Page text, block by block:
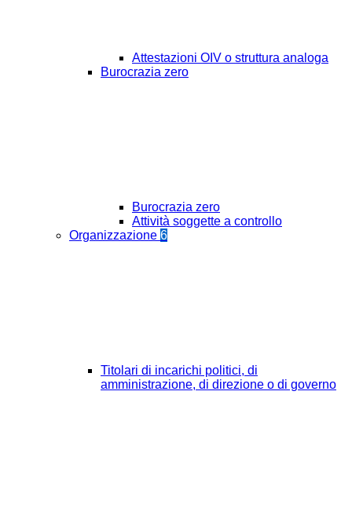
Attestazioni OIV o struttura analoga
Burocrazia zero
Burocrazia zero
Attività soggette a controllo
Organizzazione 6
Titolari di incarichi politici, di
amministrazione, di direzione o di governo